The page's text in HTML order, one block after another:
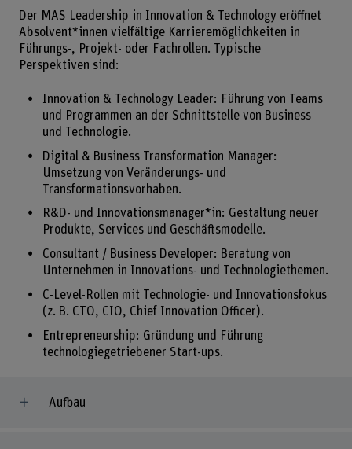
Der MAS Leadership in Innovation & Technology eröffnet
Absolvent*innen vielfältige Karrieremöglichkeiten in
Führungs-, Projekt- oder Fachrollen. Typische
Perspektiven sind:
Innovation & Technology Leader: Führung von Teams
und Programmen an der Schnittstelle von Business
und Technologie.
Digital & Business Transformation Manager:
Umsetzung von Veränderungs- und
Transformationsvorhaben.
R&D- und Innovationsmanager*in: Gestaltung neuer
Produkte, Services und Geschäftsmodelle.
Consultant / Business Developer: Beratung von
Unternehmen in Innovations- und Technologiethemen.
C-Level-Rollen mit Technologie- und Innovationsfokus
(z. B. CTO, CIO, Chief Innovation Officer).
Entrepreneurship: Gründung und Führung
technologiegetriebener Start-ups.
Aufbau